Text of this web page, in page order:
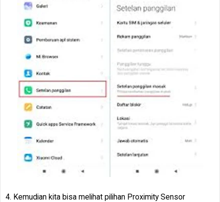
4. Kemudian kita bisa melihat pilihan Proximity Sensor